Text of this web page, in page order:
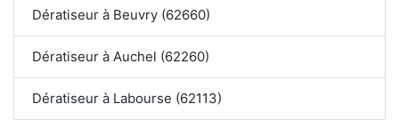
Dératiseur à Beuvry (62660)
Dératiseur à Auchel (62260)
Dératiseur à Labourse (62113)